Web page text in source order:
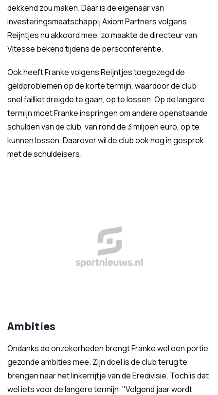
dekkend zou maken. Daar is de eigenaar van
investeringsmaatschappij Axiom Partners volgens
Reijntjes nu akkoord mee, zo maakte de directeur van
Vitesse bekend tijdens de persconferentie.
Ook heeft Franke volgens Reijntjes toegezegd de
geldproblemen op de korte termijn, waardoor de club
snel failliet dreigde te gaan, op te lossen. Op de langere
termijn moet Franke inspringen om andere openstaande
schulden van de club, van rond de 3 miljoen euro, op te
kunnen lossen. Daarover wil de club ook nog in gesprek
met de schuldeisers.
Ambities
Ondanks de onzekerheden brengt Franke wel een portie
gezonde ambities mee. Zijn doel is de club terug te
brengen naar het linkerrijtje van de Eredivisie. Toch is dat
wel iets voor de langere termijn. "Volgend jaar wordt